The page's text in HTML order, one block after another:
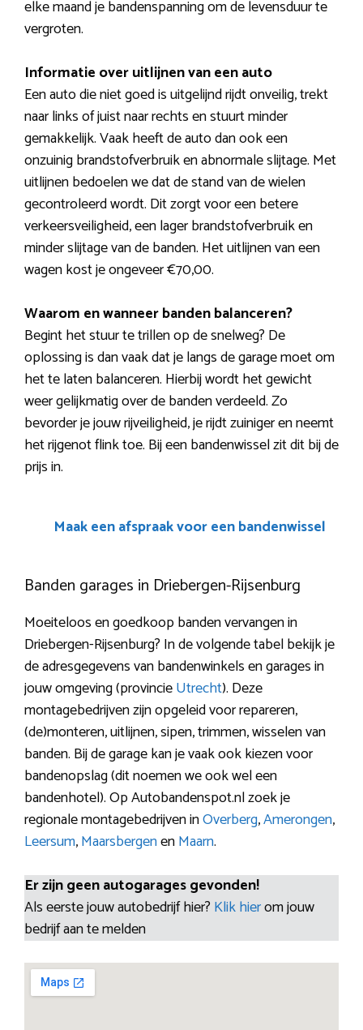
elke maand je bandenspanning om de levensduur te
vergroten.
Informatie over uitlijnen van een auto
Een auto die niet goed is uitgelijnd rijdt onveilig, trekt
naar links of juist naar rechts en stuurt minder
gemakkelijk. Vaak heeft de auto dan ook een
onzuinig brandstofverbruik en abnormale slijtage. Met
uitlijnen bedoelen we dat de stand van de wielen
gecontroleerd wordt. Dit zorgt voor een betere
verkeersveiligheid, een lager brandstofverbruik en
minder slijtage van de banden. Het uitlijnen van een
wagen kost je ongeveer €70,00.
Waarom en wanneer banden balanceren?
Begint het stuur te trillen op de snelweg? De
oplossing is dan vaak dat je langs de garage moet om
het te laten balanceren. Hierbij wordt het gewicht
weer gelijkmatig over de banden verdeeld. Zo
bevorder je jouw rijveiligheid, je rijdt zuiniger en neemt
het rijgenot flink toe. Bij een bandenwissel zit dit bij de
prijs in.
Maak een afspraak voor een bandenwissel
Banden garages in Driebergen-Rijsenburg
Moeiteloos en goedkoop banden vervangen in
Driebergen-Rijsenburg? In de volgende tabel bekijk je
de adresgegevens van bandenwinkels en garages in
jouw omgeving (provincieUtrecht). Deze
montagebedrijven zijn opgeleid voor repareren,
(de)monteren, uitlijnen, sipen, trimmen, wisselen van
banden. Bij de garage kan je vaak ook kiezen voor
bandenopslag (dit noemen we ook wel een
bandenhotel). Op Autobandenspot.nl zoek je
regionale montagebedrijven inOverberg,Amerongen,
Leersum,MaarsbergenenMaarn.
Er zijn geen autogarages gevonden!
Als eerste jouw autobedrijf hier? Klik hierom jouw
bedrijf aan te melden